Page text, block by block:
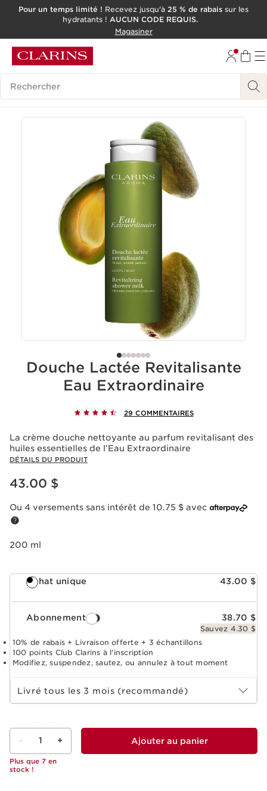
ALLER AU CONTENU
OUTIL D'ACCESSIBILITÉ
Pour un temps limité ! Recevez jusqu'à 25 % de rabais sur les
hydratants ! AUCUN CODE REQUIS.
Magasiner
Historique des recherches
Douche Lactée Revitalisante
Eau Extraordinaire
29 COMMENTAIRES
La crème douche nettoyante au parfum revitalisant des
huiles essentielles de l’Eau Extraordinaire
DÉTAILS DU PRODUIT
Nouveau prix 43.00 $
43.00 $
Ou 4 versements sans intérêt de 10.75 $ avec
200 ml
Achat unique 43.00 $
Abonnement 38.70 $
Sauvez 4.30 $
10% de rabais + Livraison offerte + 3 échantillons
100 points Club Clarins à l'inscription
Modifiez, suspendez, sautez, ou annulez à tout moment
Choisir la période d''abonnement
Livré tous les 3 mois (recommandé)
- 1 +
Plus que 7 en
stock !
Ajouter au panier